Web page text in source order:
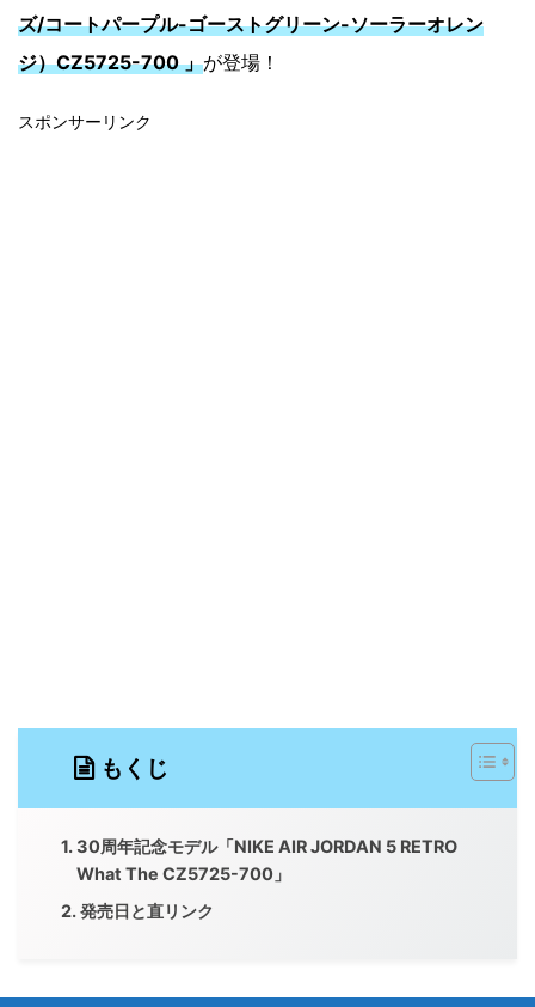
ズ/コートパープル-ゴーストグリーン-ソーラーオレン
ジ）CZ5725-700 」が登場！
スポンサーリンク
もくじ
30周年記念モデル「NIKE AIR JORDAN 5 RETRO
What The CZ5725-700」
発売日と直リンク